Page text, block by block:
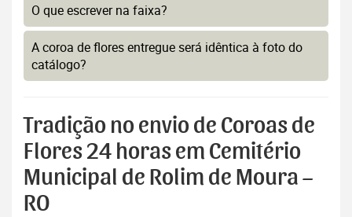
O que escrever na faixa?
A coroa de flores entregue será idêntica à foto do
catálogo?
Tradição no envio de Coroas de
Flores 24 horas em Cemitério
Municipal de Rolim de Moura –
RO